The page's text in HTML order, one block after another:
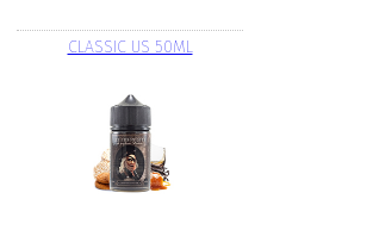
CLASSIC US 50ML